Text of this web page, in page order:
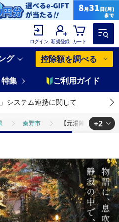
ログイン 新規登録 カート
グ 控除額を調べる
特集 ご利用ガイド
システム連携に関して
秦野市 【元湯陣屋】宿泊利
宿泊券 【元湯陣屋】宿泊利用券
+2